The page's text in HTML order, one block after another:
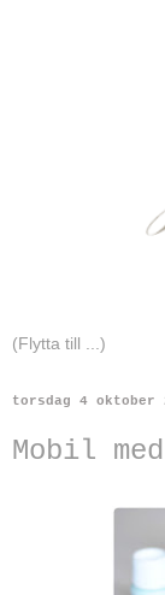
torsdag 4 oktober
Mobil